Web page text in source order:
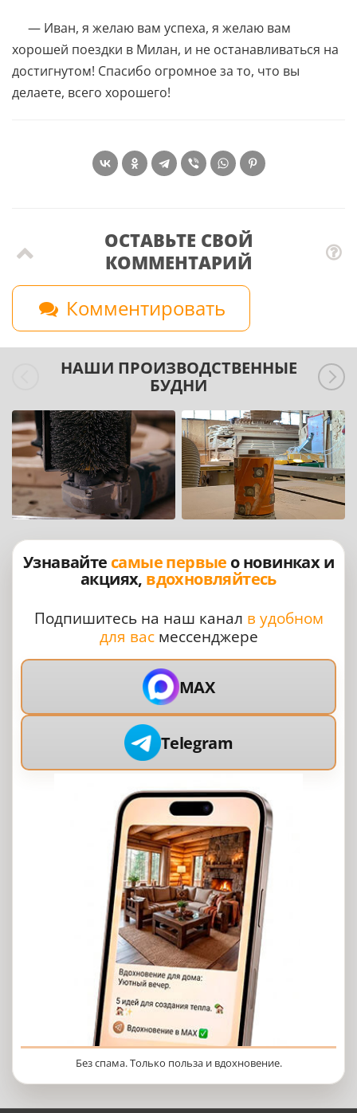
— Иван, я желаю вам успеха, я желаю вам
хорошей поездки в Милан, и не останавливаться на
достигнутом! Спасибо огромное за то, что вы
делаете, всего хорошего!
ОСТАВЬТЕ СВОЙ
КОММЕНТАРИЙ
Комментировать
НАШИ ПРОИЗВОДСТВЕННЫЕ
БУДНИ
Узнавайте самые первые о новинках и
акциях, вдохновляйтесь
Подпишитесь на наш канал в удобном
для васмессенджере
MAX
Telegram
Без спама. Только польза и вдохновение.